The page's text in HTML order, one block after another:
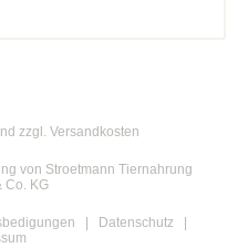
zzgl. Versandkosten
von Stroetmann Tiernahrung
Co. KG
Datenschutz